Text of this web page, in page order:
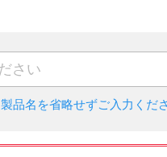
製品名を省略せずご入力くださ